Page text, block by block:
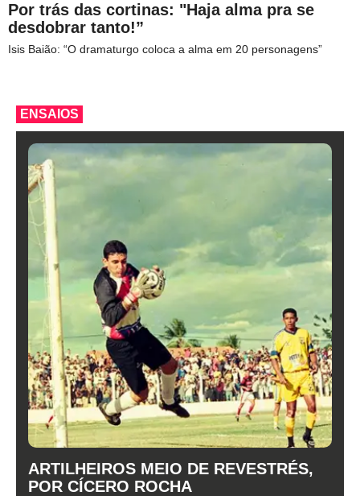
Por trás das cortinas: "Haja alma pra se
desdobrar tanto!”
Isis Baião: “O dramaturgo coloca a alma em 20 personagens”
ENSAIOS
ARTILHEIROS MEIO DE REVESTRÉS,
POR CÍCERO ROCHA